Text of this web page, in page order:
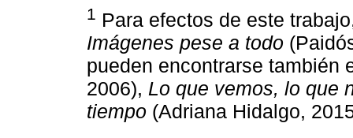
1 Para efectos de este
Imágenes pese a todo
pueden encontrarse también
2006), Lo que vemos, lo que
tiempo (Adriana Hidalgo,